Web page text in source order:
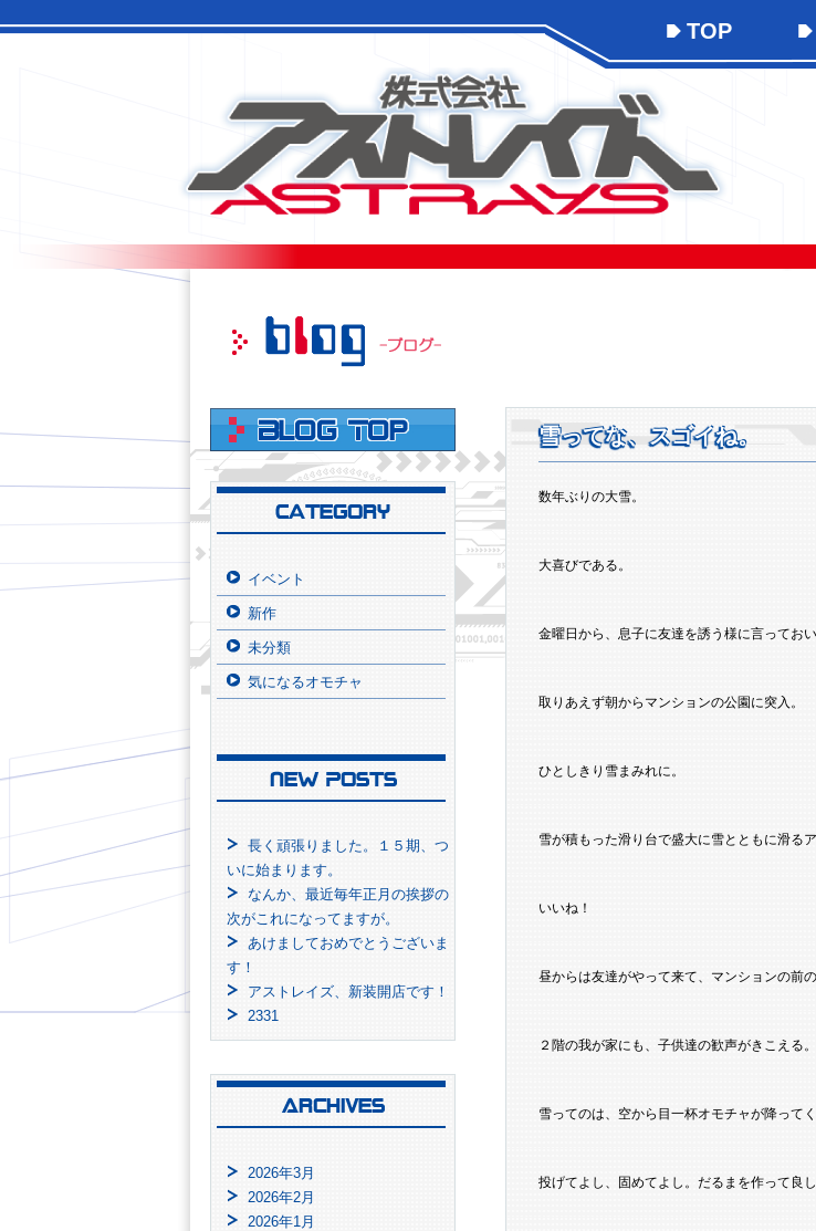
TOP
雪ってな、スゴイね。
数年ぶりの大雪。
大喜びである。
金曜日から、息子に友達を誘う様に言ってお
取りあえず朝からマンションの公園に突入。
ひとしきり雪まみれに。
雪が積もった滑り台で盛大に雪とともに滑るア
いいね！
昼からは友達がやって来て、マンションの前
２階の我が家にも、子供達の歓声がきこえる。
雪ってのは、空から目一杯オモチャが降って
投げてよし、固めてよし。だるまを作って良し
イベント
新作
未分類
気になるオモチャ
長く頑張りました。１５期、つ
いに始まります。
なんか、最近毎年正月の挨拶の
次がこれになってますが。
あけましておめでとうございま
す！
アストレイズ、新装開店です！
2331
2026年3月
2026年2月
2026年1月